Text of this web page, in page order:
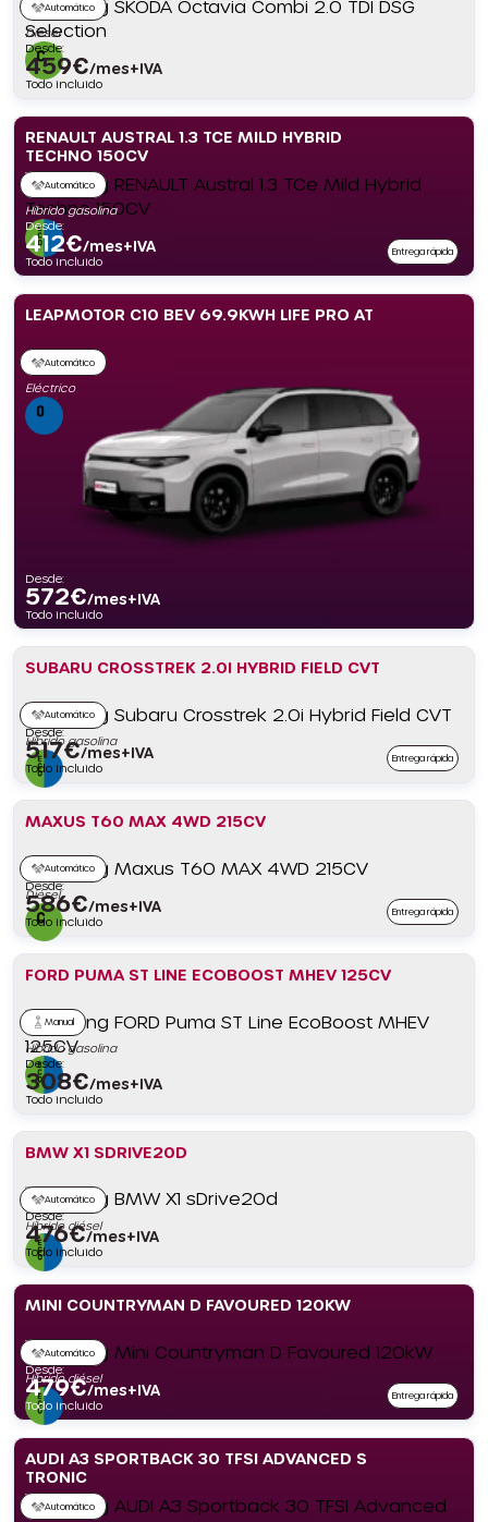
Automático
Diésel
Desde:
459€/mes+IVA
Todo incluido
RENAULT AUSTRAL 1.3 TCE MILD HYBRID
TECHNO 150CV
Automático
Híbrido gasolina
Desde:
412€/mes+IVA
Todo incluido
Entrega rápida
LEAPMOTOR C10 BEV 69.9KWH LIFE PRO AT
Automático
Eléctrico
Desde:
572€/mes+IVA
Todo incluido
SUBARU CROSSTREK 2.0I HYBRID FIELD CVT
Automático
Híbrido gasolina
Desde:
517€/mes+IVA
Todo incluido
Entrega rápida
MAXUS T60 MAX 4WD 215CV
Automático
Diésel
Desde:
586€/mes+IVA
Todo incluido
Entrega rápida
FORD PUMA ST LINE ECOBOOST MHEV 125CV
Manual
Híbrido gasolina
Desde:
308€/mes+IVA
Todo incluido
BMW X1 SDRIVE20D
Automático
Híbrido diésel
Desde:
476€/mes+IVA
Todo incluido
MINI COUNTRYMAN D FAVOURED 120KW
Automático
Híbrido diésel
Desde:
479€/mes+IVA
Todo incluido
Entrega rápida
AUDI A3 SPORTBACK 30 TFSI ADVANCED S
TRONIC
Automático